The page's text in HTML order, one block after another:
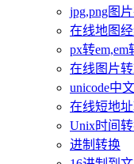
jpg,png图
在线地图
px转em,em
在线图片转
unicode中
在线短地
Unix时间
进制转换